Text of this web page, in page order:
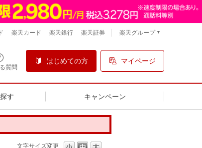
質問
はじめての方 マイページ
す キャンペーン
楽天カード 楽天銀行 楽天証券 楽天グループ
文字サイズ変更